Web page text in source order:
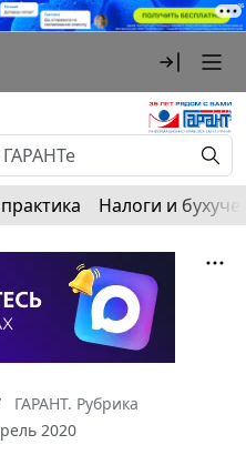
Налоги и
ГАРАНТ. Рубрика
2020